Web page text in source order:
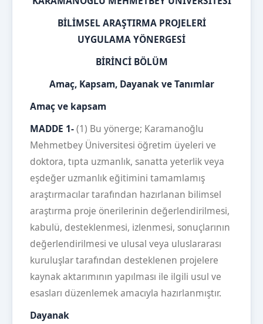
BİLİMSEL ARAŞTIRMA PROJELERİ
UYGULAMA YÖNERGESİ
BİRİNCİ BÖLÜM
Amaç, Kapsam, Dayanak ve Tanımlar
Amaç ve kapsam
MADDE 1-(1) Bu yönerge; Karamanoğlu
Mehmetbey Üniversitesi öğretim üyeleri ve
doktora, tıpta uzmanlık, sanatta yeterlik veya
eşdeğer uzmanlık eğitimini tamamlamış
araştırmacılar tarafından hazırlanan bilimsel
araştırma proje önerilerinin değerlendirilmesi,
kabulü, desteklenmesi, izlenmesi, sonuçlarının
değerlendirilmesi ve ulusal veya uluslararası
kuruluşlar tarafından desteklenen projelere
kaynak aktarımının yapılması ile ilgili usul ve
esasları düzenlemek amacıyla hazırlanmıştır.
Dayanak